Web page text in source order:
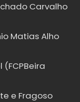
Carvalho
Matias Alho
e Fragoso